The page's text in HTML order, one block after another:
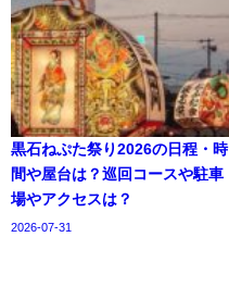
黒石ねぷた祭り2026の日程・時
間や屋台は？巡回コースや駐車
場やアクセスは？
2026-07-31